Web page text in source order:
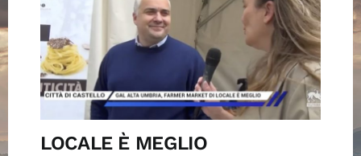
LOCALE È MEGLIO